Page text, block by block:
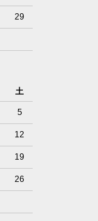
29
土
5
12
19
26